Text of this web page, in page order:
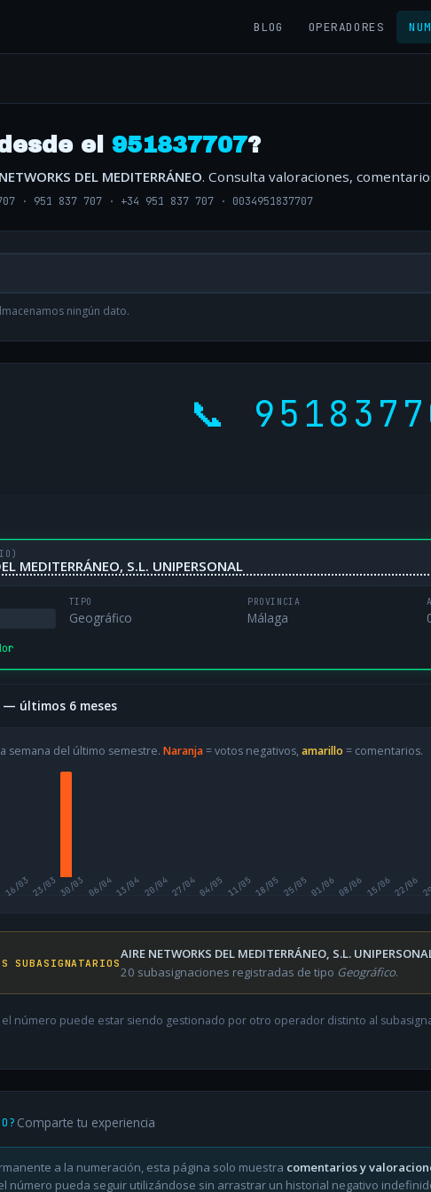
BLOG OPERADORES
el 951837707?
DEL MEDITERRÁNEO. Consulta valoraciones,
· 951 837 707 · +34 951 837 707 · 0034951837707
ningún dato.
📞
MEDITERRÁNEO, S.L. UNIPERSONAL
TIPO
Geográfico
PROVINCIA
Málaga
— últimos 6 meses
semana del último semestre. Naranja= votos negativos, amarillo = comentarios.
16/03 23/03 30/03 06/0413/04 20/0427/0404/05 11/0518/05 25/0501/0608/06 15/0622/06
SUBASIGNATARIOS
AIRE NETWORKS DEL MEDITERRÁNEO, S.L.
20 subasignaciones registradas de tipo Geográfico.
número puede estar siendo gestionado por otro operador distinto al
Comparte tu experiencia
a la numeración, esta página solo muestra comentarios y
número pueda seguir utilizándose sin arrastrar un historial negativo